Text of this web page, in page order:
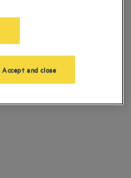
Accept and close